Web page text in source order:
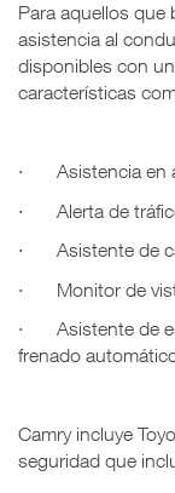
Para aquellos que
asistencia al
disponibles con
características
· Asistencia en
· Alerta de
· Asistente de
· Monitor de
· Asistente de
frenado
Camry incluye
seguridad que